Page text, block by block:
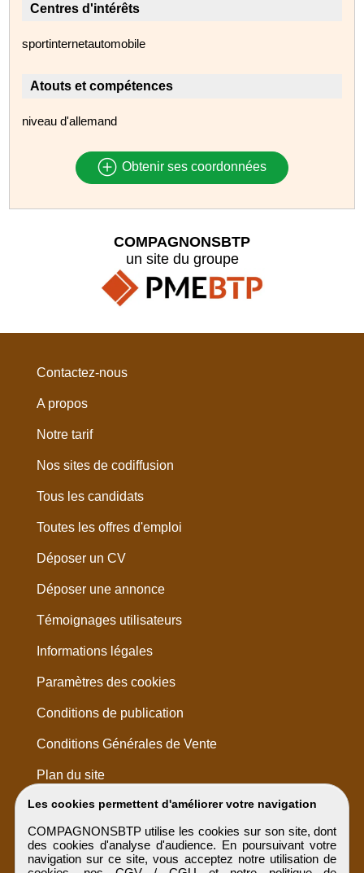
Centres d'intérêts
sportinternetautomobile
Atouts et compétences
niveau d'allemand
Obtenir ses coordonnées
Les cookies permettent d'améliorer votre navigation
COMPAGNONSBTP utilise les cookies sur son site, dont
des cookies d'analyse d'audience. En poursuivant votre
navigation sur ce site, vous acceptez notre utilisation de
COMPAGNONSBTP
un site du groupe
Contactez-nous
A propos
Notre tarif
Nos sites de codiffusion
Tous les candidats
Toutes les offres d'emploi
Déposer un CV
Déposer une annonce
Témoignages utilisateurs
Informations légales
Paramètres des cookies
Conditions de publication
Conditions Générales de Vente
Plan du site